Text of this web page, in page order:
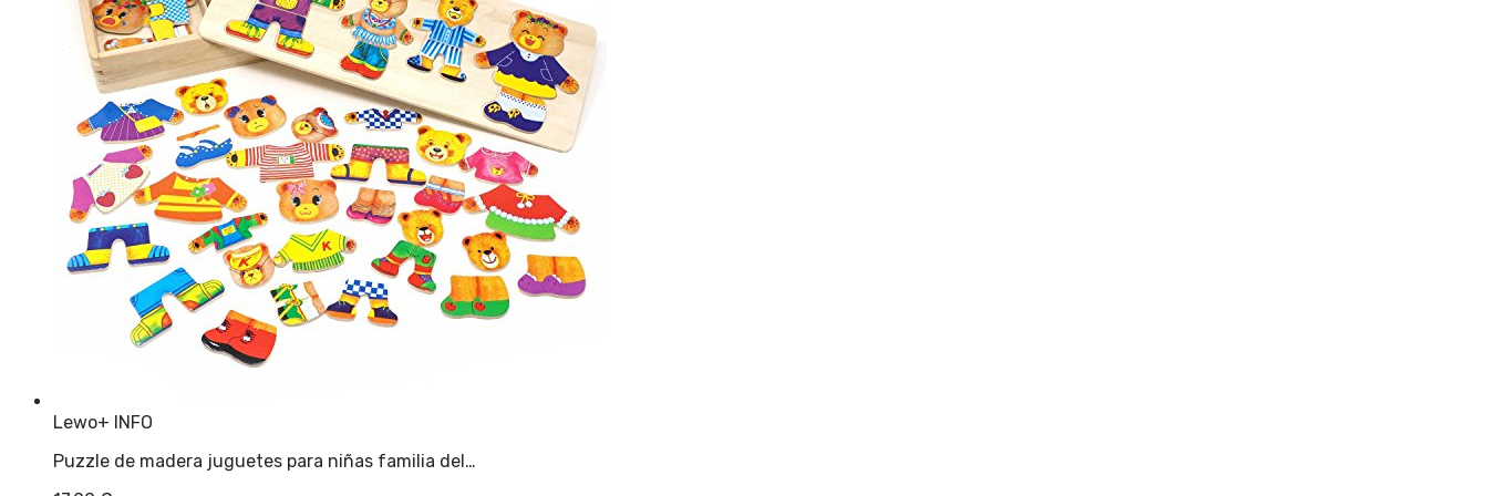
Lewo+ INFO
Puzzle de madera juguetes para niñas familia del…